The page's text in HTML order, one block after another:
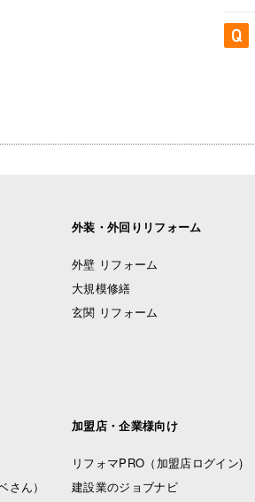
外装・外回りリフォーム
外壁 リフォーム
大規模修繕
玄関 リフォーム
さん）
加盟店・企業様向け
リフォマPRO （加盟店ログイン)
建設業のジョブナビ